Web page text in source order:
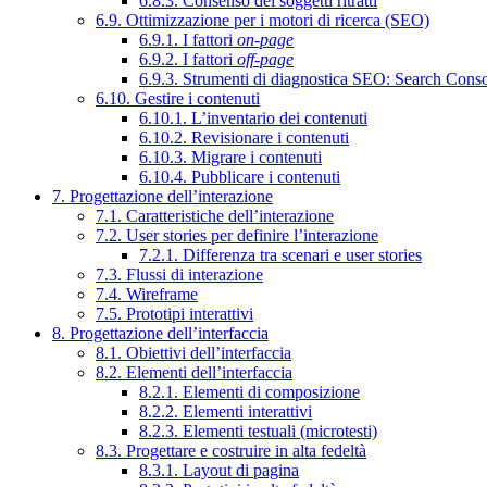
6.9. Ottimizzazione per i motori di ricerca (SEO)
6.9.1. I fattori on-page
6.9.2. I fattori off-page
6.9.3. Strumenti di diagnostica SEO: Search
6.10. Gestire i contenuti
6.10.1. L’inventario dei contenuti
6.10.2. Revisionare i contenuti
6.10.3. Migrare i contenuti
6.10.4. Pubblicare i contenuti
7. Progettazione dell’interazione
7.1. Caratteristiche dell’interazione
7.2. User stories per definire l’interazione
7.2.1. Differenza tra scenari e user stories
7.3. Flussi di interazione
7.4. Wireframe
7.5. Prototipi interattivi
8. Progettazione dell’interfaccia
8.1. Obiettivi dell’interfaccia
8.2. Elementi dell’interfaccia
8.2.1. Elementi di composizione
8.2.2. Elementi interattivi
8.2.3. Elementi testuali (microtesti)
8.3. Progettare e costruire in alta fedeltà
8.3.1. Layout di pagina